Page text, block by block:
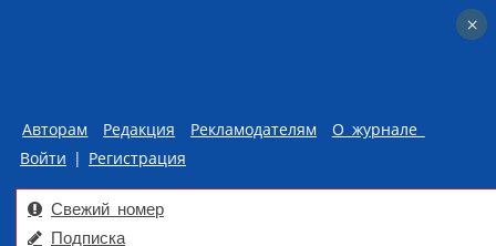
Авторам Редакция Рекламодателям
О журнале
Войти | Регистрация
Свежий номер
Подписка
×
×